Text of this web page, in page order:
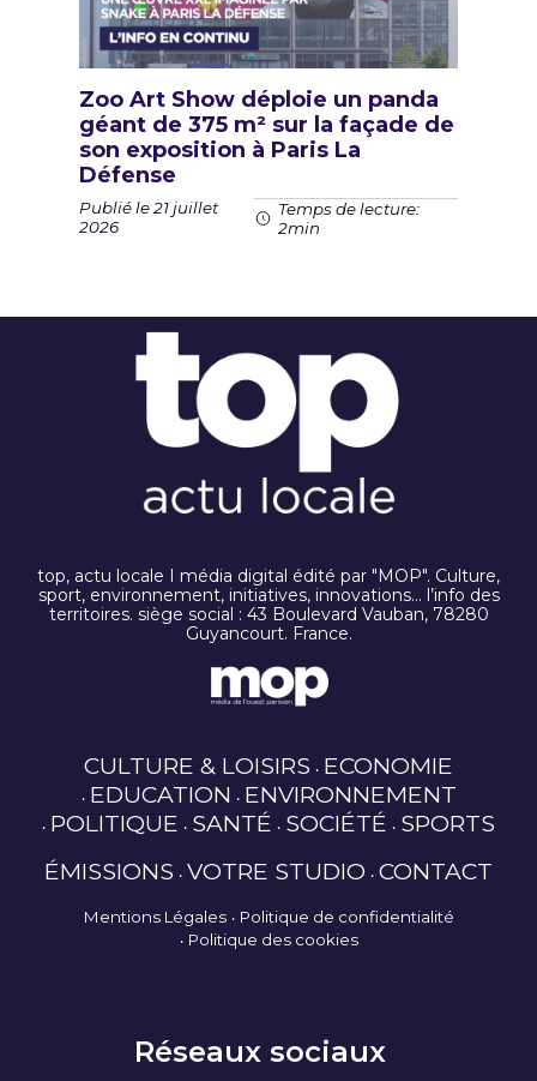
Zoo Art Show déploie un panda
géant de 375 m² sur la façade de
son exposition à Paris La
Défense
Publié le 21 juillet
2026
Temps de lecture:
2min
top, actu locale I média digital édité par "MOP". Culture,
sport, environnement, initiatives, innovations… l’info des
territoires. siège social : 43 Boulevard Vauban, 78280
Guyancourt. France.
CULTURE & LOISIRS ECONOMIE
EDUCATION ENVIRONNEMENT
POLITIQUE SANTÉ SOCIÉTÉ SPORTS
ÉMISSIONS VOTRE STUDIO CONTACT
Mentions Légales
Politique de confidentialité
Politique des cookies
Réseaux sociaux